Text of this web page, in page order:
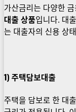
가산금리는 다양한
대출 상품입니다. 대
는 대출자의 신용 상
1)주택담보대출
주택을 담보로 한 대